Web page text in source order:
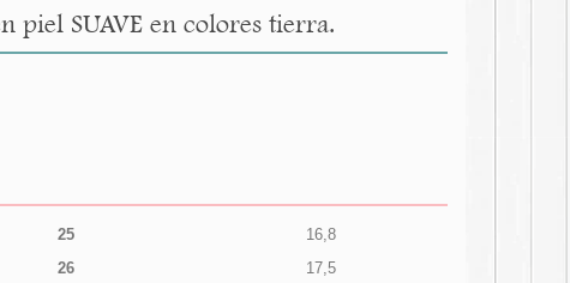
piel SUAVE en colores tierra.
25
16,8
26
17,5